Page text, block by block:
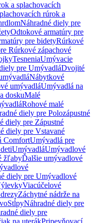
a splachovacích
rúrok a
Náhradné diely pre
Odtokové armatúry pre
pre bidetyRúrkové
Rúrkové zápachové
TesneniaUmývacie
pre UmývadláDvojité
Nábytkové
umývadláUmývadlá na
doskuMalé
Rohové malé
diely pre Polozápustné
diely pre Zápustné
diely pre Vstavané
ComfortUmývadlá pre
UmývadláUmývadlové
žľabyĎalšie umývadlové
diely pre Umývadlové
Viacúčelové
Záchytné nádrže na
StĺpyNáhradné diely pre
diely pre
na uterákPripevňovací